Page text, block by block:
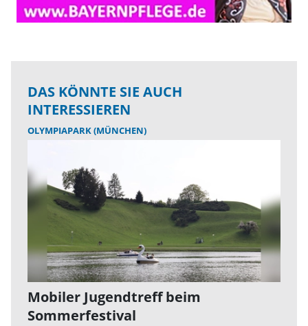
DAS KÖNNTE SIE AUCH
INTERESSIEREN
OLYMPIAPARK (MÜNCHEN)
Mobiler Jugendtreff beim
Sommerfestival